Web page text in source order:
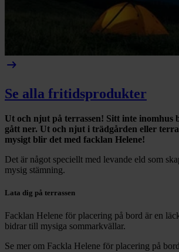
arrow_right_alt
Se alla fritidsprodukter
Ut och njut på terrassen! Sitt inte inomhus
gått ner. Ut och njut i trädgården eller
mysigt blir det med facklan Helene!
Det är något speciellt med levande eld som
mysig stämning.
Lata dig på terrassen
Facklan Helene för placering på bord är en
bidrar till mysiga sommarkvällar.
Se mer om Fackla Helene för placering på